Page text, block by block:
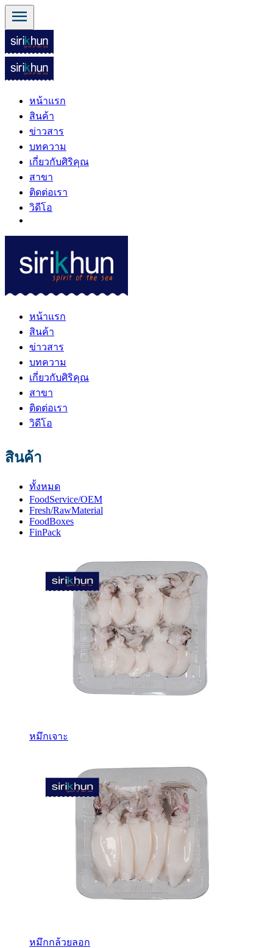
menu
หน้าแรก
สินค้า
ข่าวสาร
บทความ
เกี่ยวกับศิริคุณ
สาขา
ติดต่อเรา
วิดีโอ
หน้าแรก
สินค้า
ข่าวสาร
บทความ
เกี่ยวกับศิริคุณ
สาขา
ติดต่อเรา
วิดีโอ
สินค้า
ทั้งหมด
FoodService/OEM
Fresh/RawMaterial
FoodBoxes
FinPack
หมึกเจาะ
หมึกกล้วยลอก